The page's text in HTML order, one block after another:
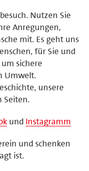
Nutzen Sie
Anregungen,
mit. Es geht uns
für Sie und
sichere
Umwelt.
unsere
Seiten.
und Instagramm
und schenken
ist.